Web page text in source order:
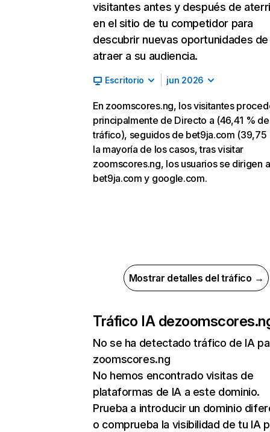
visitantes antes y después de
en el sitio de tu competidor para
descubrir nuevas oportunidades de
atraer a su audiencia.
Escritorio jun 2026
En zoomscores.ng, los visitantes
principalmente de Directo a (46,41 % de
tráfico), seguidos de bet9ja.com (39,75
la mayoría de los casos, tras visitar
zoomscores.ng, los usuarios se dirigen a
bet9ja.com y google.com.
Mostrar detalles del tráfico →
Tráfico IA de
No se ha detectado tráfico de IA
zoomscores.ng
No hemos encontrado visitas de
plataformas de IA a este dominio.
Prueba a introducir un dominio
o comprueba la visibilidad de tu IA